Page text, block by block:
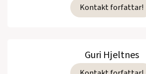
Kontakt forfattar!
Guri Hjeltnes